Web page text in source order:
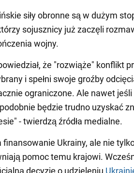
siły obronne są w dużym
sojusznicy już zaczęli
wojny.
że "rozwiąże" konflikt
i spełni swoje groźby
ograniczone. Ale nawet
będzie trudno uzyskać
- twierdzą źródła medialne.
finansowanie Ukrainy, ale nie
pomoc temu krajowi.